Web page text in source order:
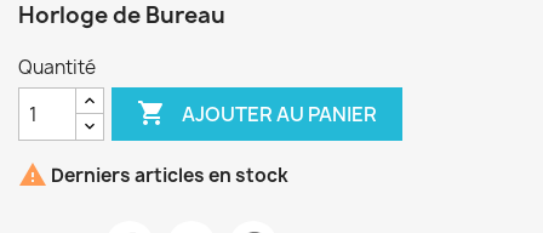
Horloge de Bureau
Quantité
 AJOUTER AU PANIER
 Derniers articles en stock